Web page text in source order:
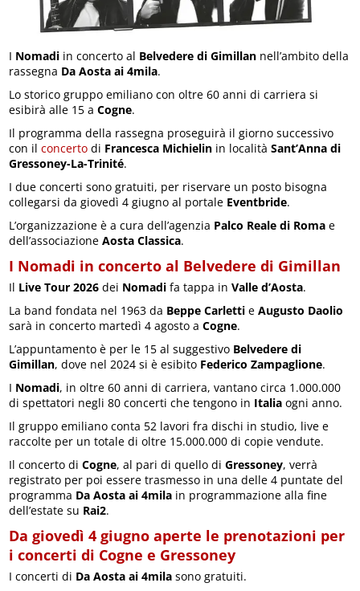
I Nomadi in concerto al Belvedere di Gimillan nell’ambito della
rassegna Da Aosta ai 4mila.
Lo storico gruppo emiliano con oltre 60 anni di carriera si
esibirà alle 15 aCogne.
Il programma della rassegna proseguirà il giorno successivo
con ilconcerto di Francesca Michielin in localitàSant’Anna di
Gressoney-La-Trinité.
I due concerti sono gratuiti, per riservare un posto bisogna
collegarsi da giovedì 4 giugno al portale Eventbride.
L’organizzazione è a cura dell’agenzia Palco Reale di Roma e
dell’associazioneAosta Classica.
I Nomadi in concerto al Belvedere di Gimillan
Il Live Tour 2026 dei Nomadi fa tappa inValle d’Aosta.
La band fondata nel 1963 da Beppe Carletti eAugusto Daolio
sarà in concerto martedì 4 agosto aCogne.
L’appuntamento è per le 15 al suggestivo Belvedere di
Gimillan, dove nel 2024 si è esibito Federico Zampaglione.
I Nomadi, in oltre 60 anni di carriera, vantano circa 1.000.000
di spettatori negli 80 concerti che tengono in Italia ogni anno.
Il gruppo emiliano conta 52 lavori fra dischi in studio, live e
raccolte per un totale di oltre 15.000.000 di copie vendute.
Il concerto diCogne, al pari di quello diGressoney, verrà
registrato per poi essere trasmesso in una delle 4 puntate del
programma Da Aosta ai 4mila in programmazione alla fine
dell’estate su Rai2.
Da giovedì 4 giugno aperte le prenotazioni per
i concerti di Cogne e Gressoney
I concerti di Da Aosta ai 4mila sono gratuiti.